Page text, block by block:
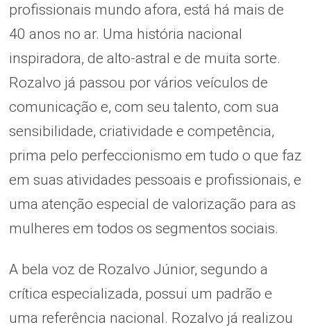
profissionais mundo afora, está há mais de
40 anos no ar. Uma história nacional
inspiradora, de alto-astral e de muita sorte.
Rozalvo já passou por vários veículos de
comunicação e, com seu talento, com sua
sensibilidade, criatividade e competência,
prima pelo perfeccionismo em tudo o que faz
em suas atividades pessoais e profissionais, e
uma atenção especial de valorização para as
mulheres em todos os segmentos sociais.
A bela voz de Rozalvo Júnior, segundo a
crítica especializada, possui um padrão e
uma referência nacional. Rozalvo já realizou